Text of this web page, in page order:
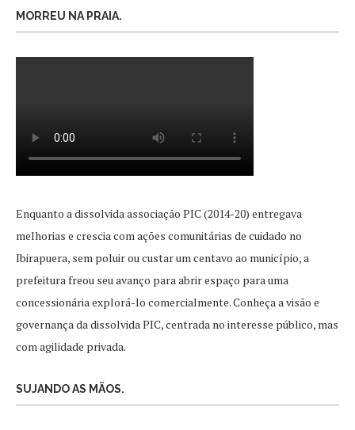
MORREU NA PRAIA.
Enquanto a dissolvida associação PIC (2014-20) entregava
melhorias e crescia com ações comunitárias de cuidado no
Ibirapuera, sem poluir ou custar um centavo ao município, a
prefeitura freou seu avanço para abrir espaço para uma
concessionária explorá-lo comercialmente. Conheça a visão e
governança da dissolvida PIC, centrada no interesse público, mas
com agilidade privada.
SUJANDO AS MÃOS.